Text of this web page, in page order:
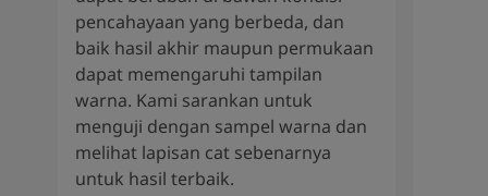
pencahayaan yang berbeda, dan
baik hasil akhir maupun permukaan
dapat memengaruhi tampilan
warna. Kami sarankan untuk
menguji dengan sampel warna dan
melihat lapisan cat sebenarnya
untuk hasil terbaik.